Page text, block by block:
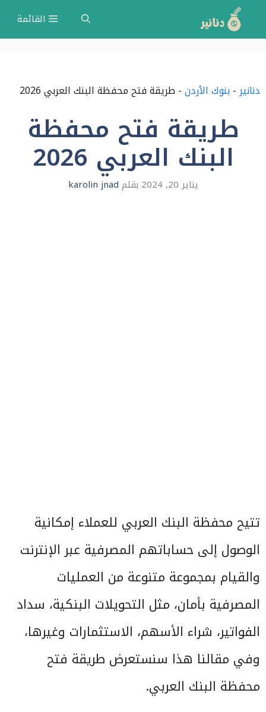
انتقل
إلى
القائمة
دنانير-بنوك الأردن- طريقة فتح محفظة البنك العربي 2026
طريقة فتح محفظة
البنك العربي 2026
يناير 20, 2024 بقلم karolin jnad
تتيح محفظة البنك العربي للعملاء إمكانية
الوصول إلى حساباتهم المصرفية عبر الإنترنت
والقيام بمجموعة متنوعة من العمليات
المصرفية بأمان، مثل التحويلات البنكية، سداد
الفواتير، شراء الأسهم، الاستثمارات وغيرها،
وفي مقالنا هذا سنستعرض طريقة فتح
محفظة البنك العربي.